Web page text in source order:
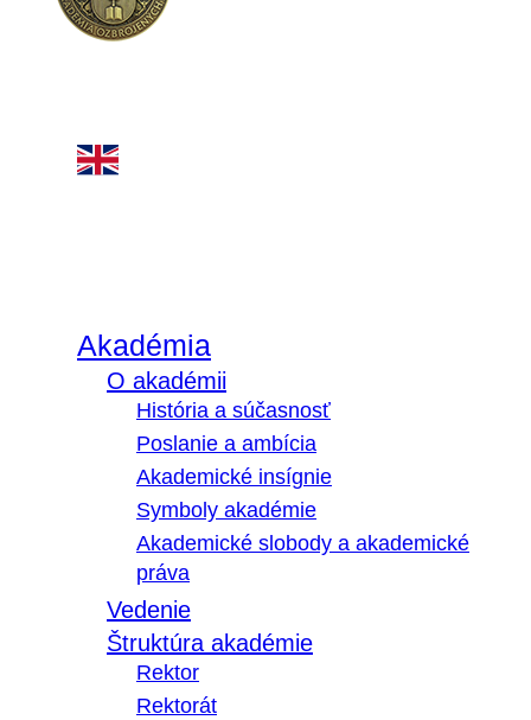
Akadémia
O akadémii
História a súčasnosť
Poslanie a ambícia
Akademické insígnie
Symboly akadémie
Akademické slobody a akademické
práva
Vedenie
Štruktúra akadémie
Rektor
Rektorát